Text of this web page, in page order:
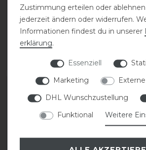
3,95 € *
ARTIKEL MERKEN
Zustimmung erteilen oder
jederzeit ändern oder widerrufen.
Informationen findest du in unserer
erklärung.
Essenziell
Marketing
DHL Wunschzustellung
Funktional
Weitere